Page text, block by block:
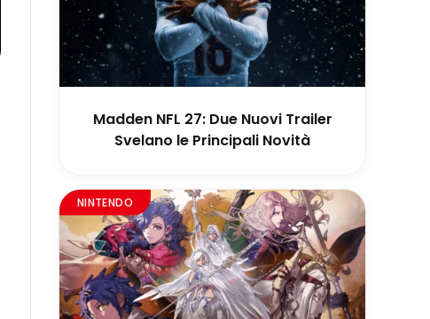
Madden NFL 27: Due Nuovi Trailer
Svelano le Principali Novità
NINTENDO